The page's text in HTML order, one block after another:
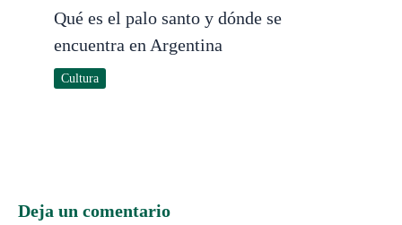
Qué es el palo santo y dónde se
encuentra en Argentina
Cultura
Deja un comentario